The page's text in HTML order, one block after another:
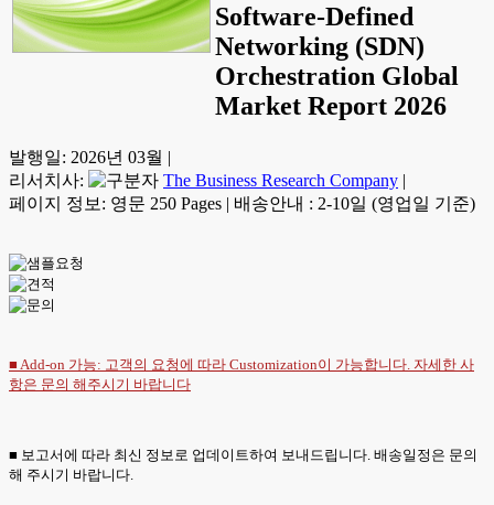
Software-Defined
Networking (SDN)
Orchestration Global
Market Report 2026
발행일: 2026년 03월 |
리서치사:
The Business Research Company |
페이지 정보: 영문 250 Pages | 배송안내 : 2-10일 (영업일 기준)
■ Add-on 가능: 고객의 요청에 따라 Customization이 가능합니다. 자세한 사
항은 문의 해주시기 바랍니다
■ 보고서에 따라 최신 정보로 업데이트하여 보내드립니다. 배송일정은 문의
해 주시기 바랍니다.